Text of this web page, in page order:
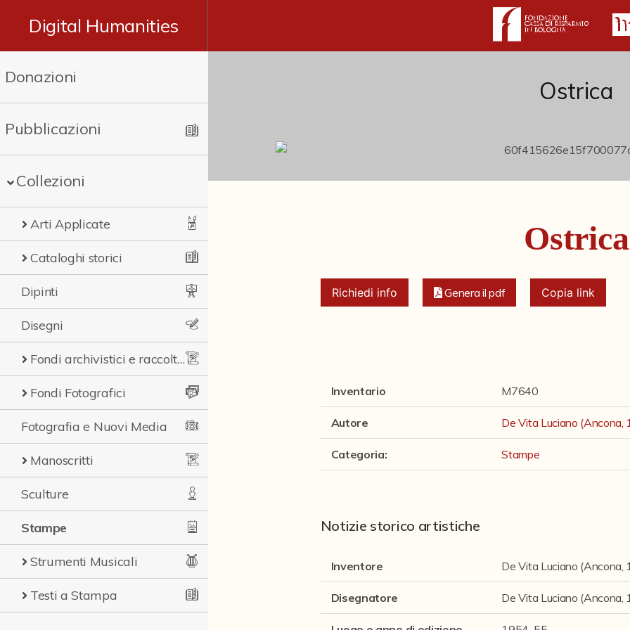
Digital Humanities
Donazioni
Pubblicazioni
Collezioni
Arti Applicate
Cataloghi storici
Dipinti
Disegni
Fondi archivistici e raccolte documentarie
Fondi Fotografici
Fotografia e Nuovi Media
Manoscritti
Sculture
Stampe
Strumenti Musicali
Testi a Stampa
Ostrica
Ostrica
Richiedi info Genera il pdf Copia link
Inventario M7640
Autore De Vita Luciano
Categoria: Stampe
Notizie storico artistiche
Inventore De Vita Luciano
Disegnatore De Vita Luciano